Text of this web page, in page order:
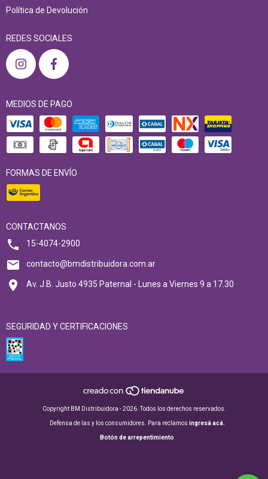
Política de Devolución
REDES SOCIALES
MEDIOS DE PAGO
FORMAS DE ENVÍO
CONTACTANOS
15-4074-2900
contacto@bmdistribuidora.com.ar
Av. J.B. Justo 4935 Paternal - Lunes a Viernes 9 a 17.30
SEGURIDAD Y CERTIFICACIONES
Copyright BM Distribuidora - 2026. Todos los derechos reservados.
Defensa de las y los consumidores. Para reclamos ingresá acá.
Botón de arrepentimiento